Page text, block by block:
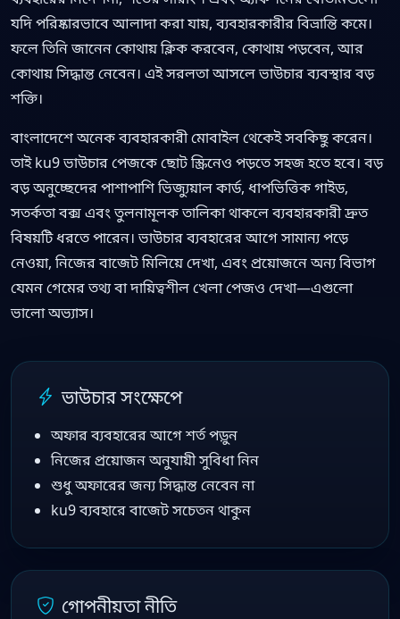
যদি পরিষ্কারভাবে আলাদা করা যায়, ব্যবহারকারীর বিভ্রান্তি কমে।
ফলে তিনি জানেন কোথায় ক্লিক করবেন, কোথায় পড়বেন, আর
কোথায় সিদ্ধান্ত নেবেন। এই সরলতা আসলে ভাউচার ব্যবস্থার বড়
শক্তি।
বাংলাদেশে অনেক ব্যবহারকারী মোবাইল থেকেই সবকিছু করেন।
তাই ku9 ভাউচার পেজকে ছোট স্ক্রিনেও পড়তে সহজ হতে হবে। বড়
বড় অনুচ্ছেদের পাশাপাশি ভিজ্যুয়াল কার্ড, ধাপভিত্তিক গাইড,
সতর্কতা বক্স এবং তুলনামূলক তালিকা থাকলে ব্যবহারকারী দ্রুত
বিষয়টি ধরতে পারেন। ভাউচার ব্যবহারের আগে সামান্য পড়ে
নেওয়া, নিজের বাজেট মিলিয়ে দেখা, এবং প্রয়োজনে অন্য বিভাগ
যেমন গেমের তথ্য বা দায়িত্বশীল খেলা পেজও দেখা—এগুলো
ভালো অভ্যাস।
ভাউচার সংক্ষেপে
অফার ব্যবহারের আগে শর্ত পড়ুন
নিজের প্রয়োজন অনুযায়ী সুবিধা নিন
শুধু অফারের জন্য সিদ্ধান্ত নেবেন না
ku9 ব্যবহারে বাজেট সচেতন থাকুন
গোপনীয়তা নীতি